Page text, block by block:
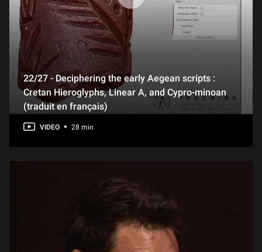
22/27 - Deciphering the early Aegean scripts :
Cretan Hieroglyphs, Linear A, and Cypro-minoan
(traduit en français)
VIDEO 28 min